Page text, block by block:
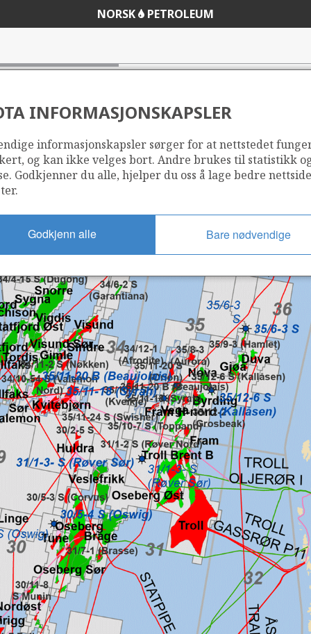
NORSK PETROLEUM
INFORMASJONSKAPSLER
informasjonskapsler sørger for at nettstedet
og kan ikke velges bort. Andre brukes til statistikk
Godkjenner du alle, hjelper du oss å lage bedre
Godkjenn alle Bare nødvendige